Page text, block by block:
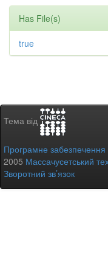
Has File(s)
true
Тема від
Програмне забезпечення
2005 Массачусетський
Зворотний зв’язок